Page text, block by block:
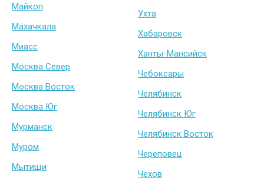
Майкоп
Махачкала
Миасс
Москва Север
Москва Восток
Москва Юг
Мурманск
Муром
Мытищи
Ухта
Хабаровск
Ханты-Мансийск
Чебоксары
Челябинск
Челябинск Юг
Челябинск Восток
Череповец
Чехов